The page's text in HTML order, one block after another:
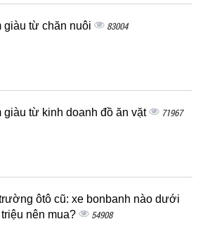
giàu từ chăn nuôi 83004
giàu từ kinh doanh đồ ăn vặt 71967
ôtô cũ: xe bonbanh nào dưới
nên mua?
54908